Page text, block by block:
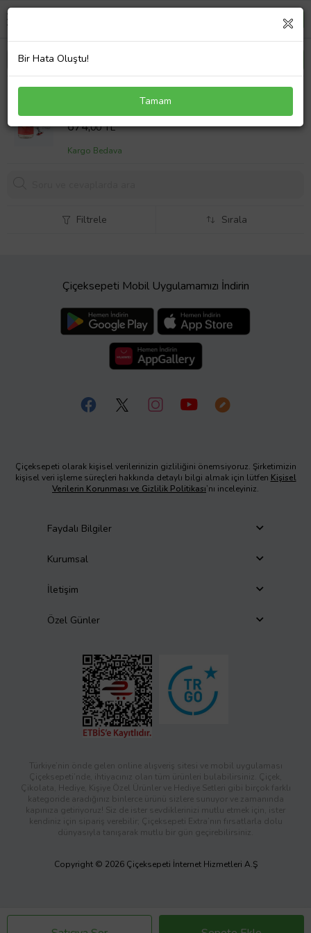
Su Bazlı Natural Çilek Kayganlaştıcı Jel 2'li Set -
Sepet Fiyatı
674,00 TL
Kargo Bedava
Filtrele Sırala
Çiçeksepeti Mobil Uygulamamızı İndirin
Çiçeksepeti olarak kişisel verilerinizin gizliliğini önemsiyoruz. Şirketimizin
kişisel veri işleme süreçleri hakkında detaylı bilgi almak için lütfen Kişisel
Verilerin Korunması ve Gizlilik Politikası’nı inceleyiniz.
Faydalı Bilgiler
Kurumsal
İletişim
Özel Günler
Türkiye’nin önde gelen online alışveriş sitesi ve mobil uygulaması
Çiçeksepeti’nde, ihtiyacınız olan tüm ürünleri bulabilirsiniz. Çiçek,
Çikolata, Hediye, Kişiye Özel Ürünler ve Hediye Setleri gibi birçok farklı
kategoride aradığınız binlerce ürünü sizlere sunuyor ve zamanında
kapınıza getiriyoruz! Siz de ister sevdiklerinizi mutlu etmek için, ister
kendiniz için sipariş verebilir; Çiçeksepeti Extra’nın fırsatlarla dolu
dünyasıyla tanışarak mutlu bir gün geçirebilirsiniz.
Copyright © 2026 Çiçeksepeti İnternet Hizmetleri A.Ş
Bir Hata Oluştu!
Tamam